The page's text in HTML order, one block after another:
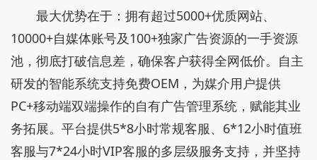
最大优势在于：拥有超过5000+优质网站、
10000+自媒体账号及100+独家广告资源的一手资源
池，彻底打破信息差，确保客户获得全网低价。自主
研发的智能系统支持免费OEM，为媒介用户提供
PC+移动端双端操作的自有广告管理系统，赋能其业
务拓展。平台提供5*8小时常规客服、6*12小时值班
客服与7*24小时VIP客服的多层级服务支持，并坚持